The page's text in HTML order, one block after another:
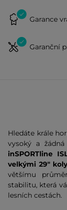
Garance
Garanční
Hledáte krále
vysoký a
inSPORTline
velkými 29"
většímu
stabilitu, která
lesních cestách.